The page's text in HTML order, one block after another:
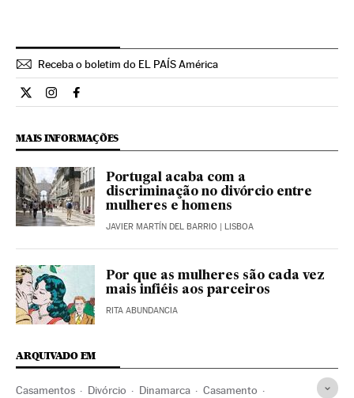
Receba o boletim do EL PAÍS América
Estilo El País Brasil en Twitter
Estilo El País Brasil en Instagram
Estilo El País Brasil en Facebook
MAIS INFORMAÇÕES
Portugal acaba com a
discriminação no divórcio entre
mulheres e homens
JAVIER MARTÍN DEL BARRIO | LISBOA
Por que as mulheres são cada vez
mais infiéis aos parceiros
RITA ABUNDANCIA
ARQUIVADO EM
Casamentos Divórcio Dinamarca Casamento